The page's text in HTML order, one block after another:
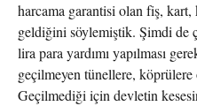
harcama garantisi olan fiş,
geldiğini söylemiştik. Şimdi de
lira para yardımı yapılması
geçilmeyen tünellere, köprülere
Geçilmediği için devletin